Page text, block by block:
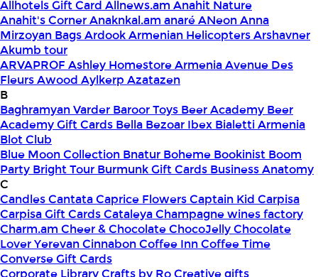
Allhotels Gift Card Allnews.am Anahit Nature
Anahit's CornerAnaknkal.am anaréANeonAnna
Mirzoyan BagsArdookArmenian HelicoptersArshavner
Akumb tour
ARVAPROF Ashley Homestore ArmeniaAvenue Des
FleursAwood Aylkerp Azatazen
B
Baghramyan Varder Baroor Toys Beer Academy Beer
Academy Gift Cards Bella Bezoar Ibex Bialetti Armenia
Blot Club
Blue Moon Collection Bnatur Boheme Bookinist Boom
Party Bright Tour Burmunk Gift Cards Business Anatomy
C
CandlesCantataCaprice FlowersCaptain Kid Carpisa
Carpisa Gift CardsCataleyaChampagne wines factory
Charm.am Cheer & ChocolateChocoJellyChocolate
Lover YerevanCinnabonCoffee InnCoffee Time
Converse Gift Cards
Corporate LibraryCrafts by RoCreative gifts